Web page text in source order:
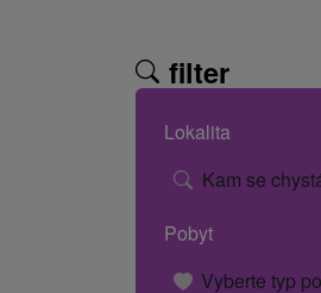
filter
Lokalita
Kam se
Pobyt
Vyberte typ